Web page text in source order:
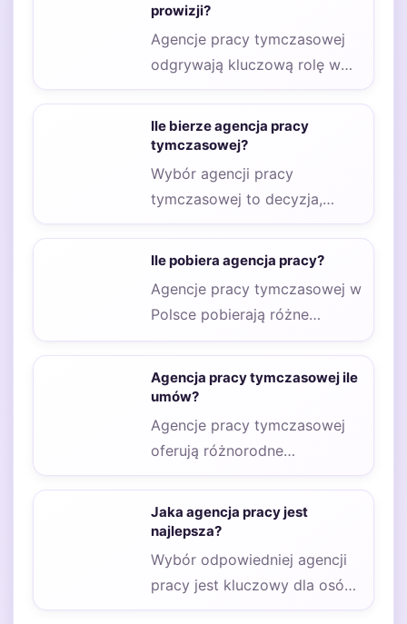
prowizji?
Agencje pracy tymczasowej
odgrywają kluczową rolę w
pośrednictwie między
pracodawcami a
pracownikami, oferując
różnorodne usługi,…
Ile bierze agencja pracy
tymczasowej?
Wybór agencji pracy
tymczasowej to decyzja,
która wiąże się z wieloma
aspektami finansowymi. Koszt
Ile pobiera agencja pracy?
Agencje pracy tymczasowej w
Polsce pobierają różne
prowizje, które mogą się
zależności…
Agencja pracy tymczasowej ile
umów?
Agencje pracy tymczasowej
oferują różnorodne
możliwości zatrudnienia, co
sprawia, że wiele osób
zastanawia się, ile…
Jaka agencja pracy jest
najlepsza?
Wybór odpowiedniej agencji
pracy jest kluczowy dla osób
poszukujących zatrudnienia